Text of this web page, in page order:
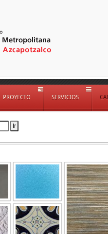
PROYECTO SERVICIOS